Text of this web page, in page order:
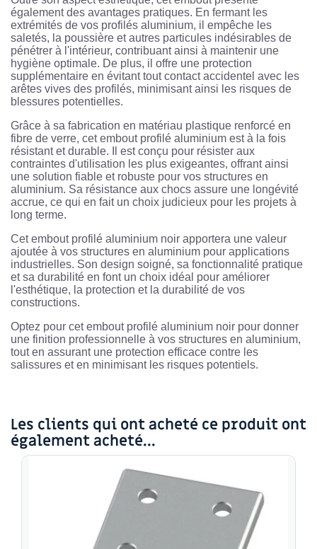
également des avantages pratiques. En fermant les
extrémités de vos profilés aluminium, il empêche les
saletés, la poussière et autres particules indésirables de
pénétrer à l'intérieur, contribuant ainsi à maintenir une
hygiène optimale. De plus, il offre une protection
supplémentaire en évitant tout contact accidentel avec les
arêtes vives des profilés, minimisant ainsi les risques de
blessures potentielles.
Grâce à sa fabrication en matériau plastique renforcé en
fibre de verre, cet embout profilé aluminium est à la fois
résistant et durable. Il est conçu pour résister aux
contraintes d'utilisation les plus exigeantes, offrant ainsi
une solution fiable et robuste pour vos structures en
aluminium. Sa résistance aux chocs assure une longévité
accrue, ce qui en fait un choix judicieux pour les projets à
long terme.
Cet embout profilé aluminium noir apportera une valeur
ajoutée à vos structures en aluminium pour applications
industrielles. Son design soigné, sa fonctionnalité pratique
et sa durabilité en font un choix idéal pour améliorer
l'esthétique, la protection et la durabilité de vos
constructions.
Optez pour cet embout profilé aluminium noir pour donner
une finition professionnelle à vos structures en aluminium,
tout en assurant une protection efficace contre les
salissures et en minimisant les risques potentiels.
Les clients qui ont acheté ce produit ont
également acheté...